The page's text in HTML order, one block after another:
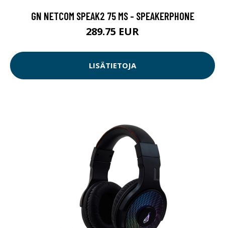
GN NETCOM SPEAK2 75 MS - SPEAKERPHONE
289.75 EUR
LISÄTIETOJA